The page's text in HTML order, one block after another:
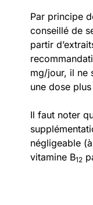
Par principe
conseillé de
partir
mg/jour, il ne
une dose
Il faut noter
négligeable
vitamine B12